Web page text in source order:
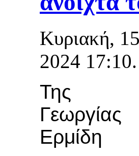
Κυριακή,
2024 17:10.
Της
Γεωργίας
Ερμίδη